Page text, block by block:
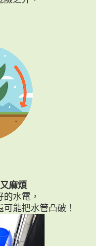
麻煩
水電，
可能把水管凸破！